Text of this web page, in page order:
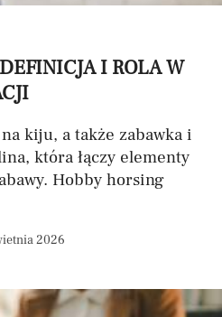
I ROLA W
kiju, a także zabawka i
która łączy elementy
Hobby horsing
2026